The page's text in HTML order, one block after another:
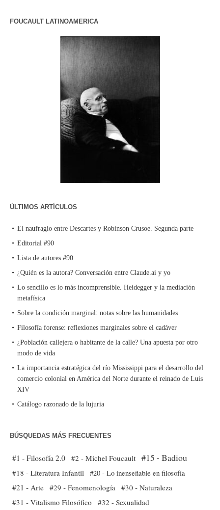
FOUCAULT LATINOAMERICA
ÚLTIMOS ARTÍCULOS
El naufragio entre Descartes y Robinson Crusoe. Segunda parte
Editorial #90
Lista de autores #90
¿Quién es la autora? Conversación entre Claude.ai y yo
Lo sencillo es lo más incomprensible. Heidegger y la mediación
metafísica
Sobre la condición marginal: notas sobre las humanidades
Filosofía forense: reflexiones marginales sobre el cadáver
¿Población callejera o habitante de la calle? Una apuesta por otro
modo de vida
La importancia estratégica del río Mississippi para el desarrollo del
comercio colonial en América del Norte durante el reinado de Luis
XIV
Catálogo razonado de la lujuria
BÚSQUEDAS MÁS FRECUENTES
#1 - Filosofía 2.0 #2 - Michel Foucault #15 - Badiou
#18 - Literatura Infantil #20 - Lo inenseñable en filosofía
#21 - Arte #29 - Fenomenología
#30 - Naturaleza
#31 - Vitalismo Filosófico
#32 - Sexualidad